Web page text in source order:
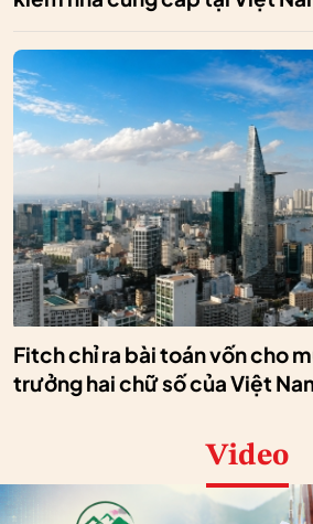
Fitch chỉ ra bài toán vốn cho
trưởng hai chữ số của Việt
Video